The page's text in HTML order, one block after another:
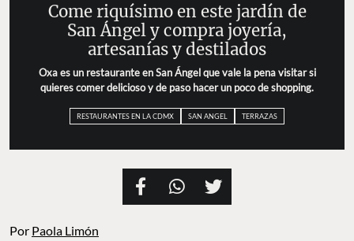
Come riquísimo en este jardín de
San Ángel y compra joyería,
artesanías y destilados
Oxa es un restaurante en San Ángel que vale la pena visitar si
quieres comer delicioso y de paso hacer un poco de shopping.
RESTAURANTES EN LA CDMX SAN ANGEL TERRAZAS
Por Paola Limón